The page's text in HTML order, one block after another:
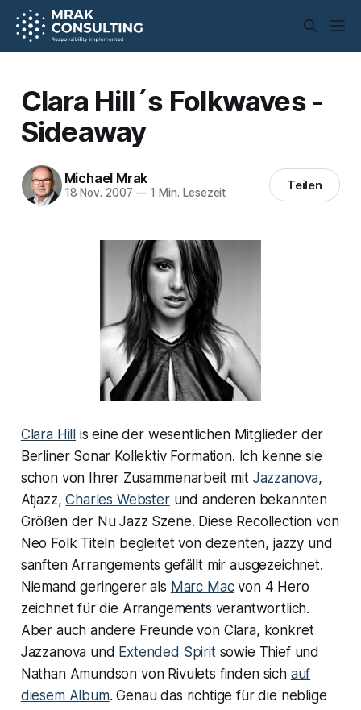
Clara Hill´s Folkwaves -
Sideaway
Michael Mrak
18 Nov. 2007 —1 Min. Lesezeit Teilen
Clara Hill is eine der wesentlichen Mitglieder der
Berliner Sonar Kollektiv Formation. Ich kenne sie
schon von Ihrer Zusammenarbeit mit Jazzanova,
Atjazz,Charles Websterund anderen bekannten
Größen der Nu Jazz Szene. Diese Recollection von
Neo Folk Titeln begleitet von dezenten, jazzy und
sanften Arrangements gefällt mir ausgezeichnet.
Niemand geringerer als Marc Macvon 4 Hero
zeichnet für die Arrangements verantwortlich.
Aber auch andere Freunde von Clara, konkret
Jazzanova und Extended Spiritsowie Thief und
Nathan Amundson von Rivulets finden sich auf
diesem Album. Genau das richtige für die neblige